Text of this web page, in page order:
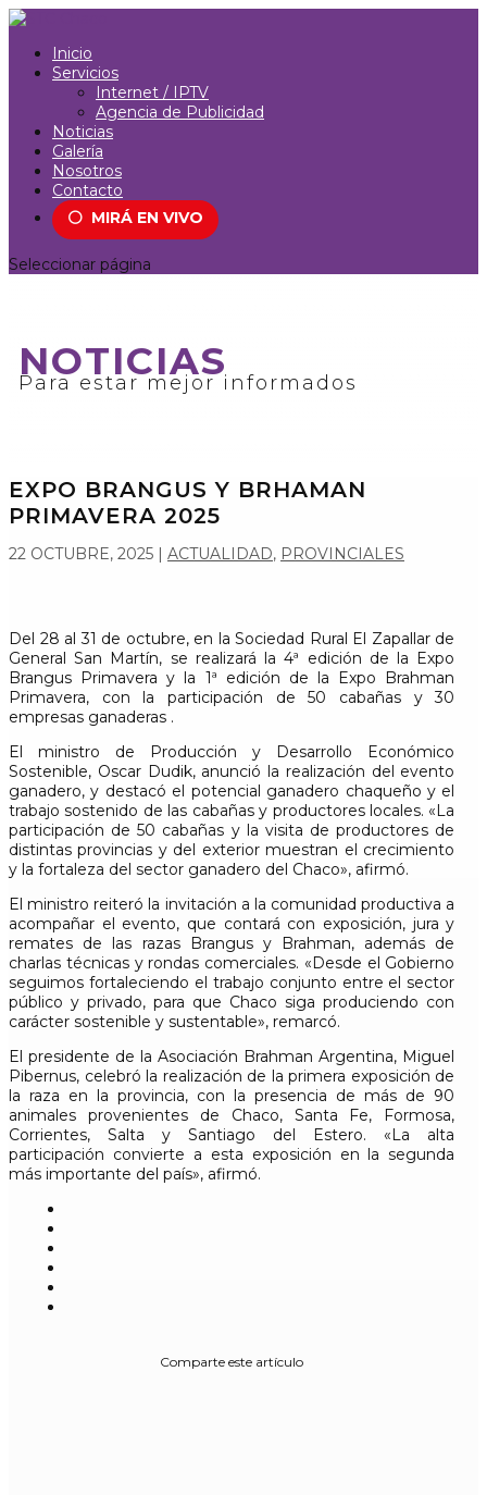
Inicio
Servicios
Internet / IPTV
Agencia de Publicidad
Noticias
Galería
Nosotros
Contacto
⚪ MIRÁ EN VIVO
Seleccionar página
NOTICIAS
Para estar mejor informados
EXPO BRANGUS Y BRHAMAN
PRIMAVERA 2025
22 OCTUBRE, 2025 | ACTUALIDAD, PROVINCIALES
Del 28 al 31 de octubre, en la Sociedad Rural El Zapallar de
General San Martín, se realizará la 4ª edición de la Expo
Brangus Primavera y la 1ª edición de la Expo Brahman
Primavera, con la participación de 50 cabañas y 30
empresas ganaderas .
El ministro de Producción y Desarrollo Económico
Sostenible, Oscar Dudik, anunció la realización del evento
ganadero, y destacó el potencial ganadero chaqueño y el
trabajo sostenido de las cabañas y productores locales. «La
participación de 50 cabañas y la visita de productores de
distintas provincias y del exterior muestran el crecimiento
y la fortaleza del sector ganadero del Chaco», afirmó.
El ministro reiteró la invitación a la comunidad productiva a
acompañar el evento, que contará con exposición, jura y
remates de las razas Brangus y Brahman, además de
charlas técnicas y rondas comerciales. «Desde el Gobierno
seguimos fortaleciendo el trabajo conjunto entre el sector
público y privado, para que Chaco siga produciendo con
carácter sostenible y sustentable», remarcó.
El presidente de la Asociación Brahman Argentina, Miguel
Pibernus, celebró la realización de la primera exposición de
la raza en la provincia, con la presencia de más de 90
animales provenientes de Chaco, Santa Fe, Formosa,
Corrientes, Salta y Santiago del Estero. «La alta
participación convierte a esta exposición en la segunda
más importante del país», afirmó.
Comparte este artículo